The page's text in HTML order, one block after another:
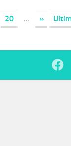
20 ... »